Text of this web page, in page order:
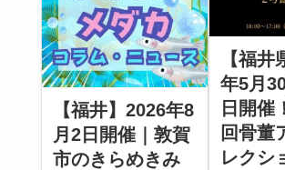
【福井】2026年8
月2日開催｜敦賀
市のきらめきみ
【福
年5月
日開催
回骨董
レクシ